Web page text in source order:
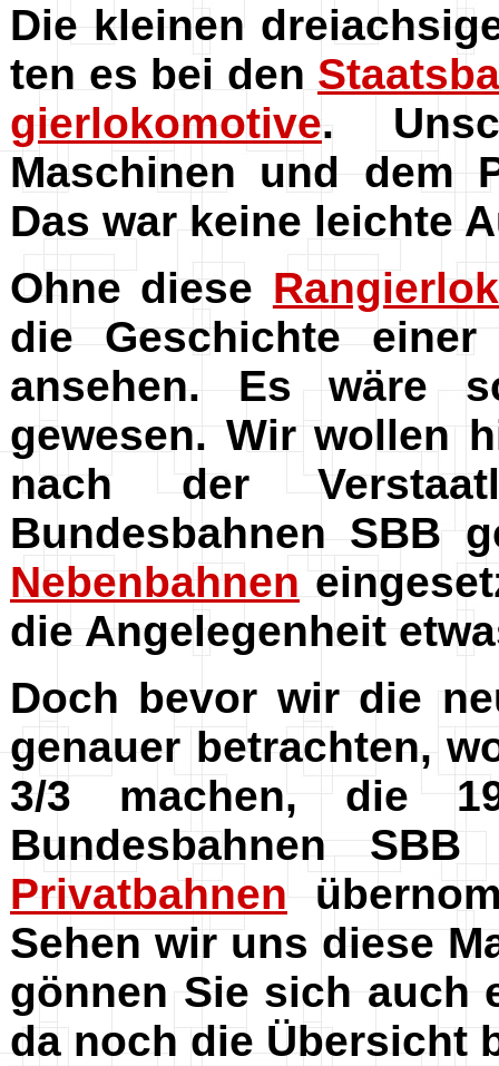
Die kleinen
ten es bei den
gierlokomotive.
Maschinen und dem
Das war keine leichte
Ohne diese
die Geschichte
ansehen. Es wäre
gewesen. Wir wollen
nach der
Bundesbahnen SBB
Nebenbahnen
die Angelegenheit
Doch bevor wir die
genauer betrachten,
3/3 machen, die
Bundesbahnen
Privatbahnen
Sehen wir uns diese
gönnen Sie sich auch
da noch die Übersicht